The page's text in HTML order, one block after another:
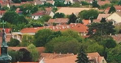
Dokumentumok []